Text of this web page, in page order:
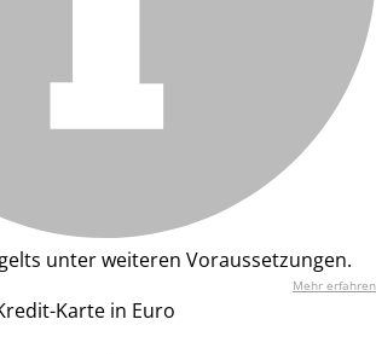
unter weiteren Voraussetzungen.
Mehr erfahren
Karte in Euro